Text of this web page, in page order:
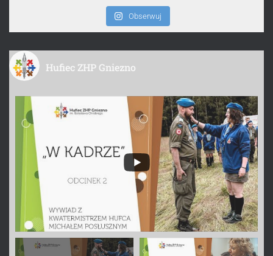
Obserwuj
Hufiec ZHP Gniezno